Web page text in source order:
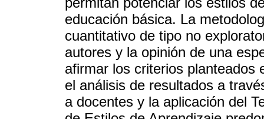
educación básica. La
cuantitativo de tipo no
autores y la opinión de una
afirmar los criterios planteados
el análisis de resultados a
a docentes y la aplicación del